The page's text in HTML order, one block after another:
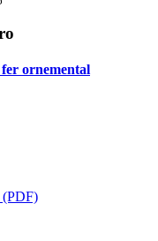
ornemental
(PDF)